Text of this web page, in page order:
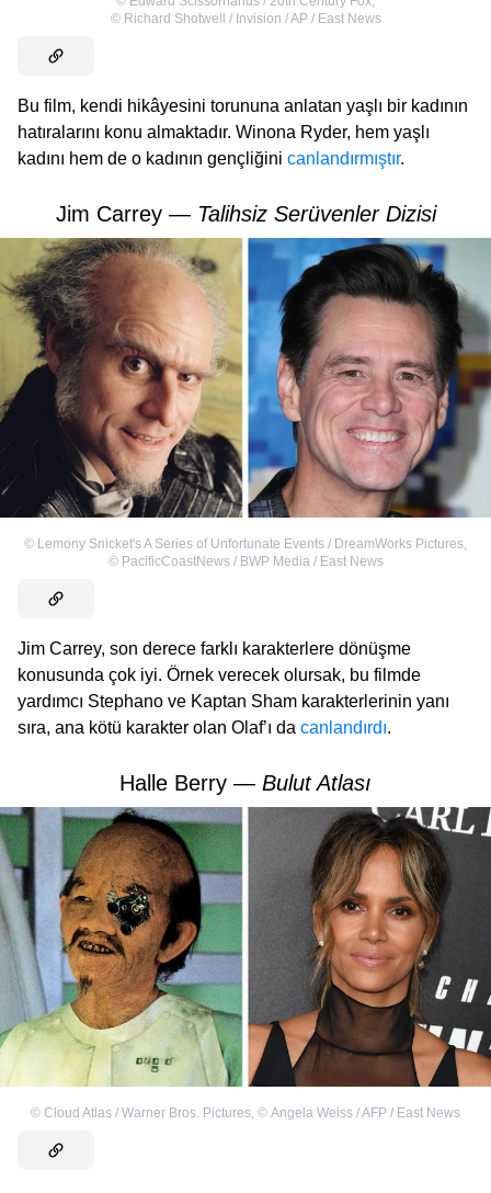
© Richard Shotwell / Invision / AP / East News
Bu film, kendi hikâyesini torununa anlatan yaşlı bir kadının
hatıralarını konu almaktadır. Winona Ryder, hem yaşlı
kadını hem de o kadının gençliğini canlandırmıştır.
Jim Carrey — Talihsiz Serüvenler Dizisi
© Lemony Snicket's A Series of Unfortunate Events / DreamWorks Pictures,
© PacificCoastNews / BWP Media / East News
Jim Carrey, son derece farklı karakterlere dönüşme
konusunda çok iyi. Örnek verecek olursak, bu filmde
yardımcı Stephano ve Kaptan Sham karakterlerinin yanı
sıra, ana kötü karakter olan Olaf’ı da canlandırdı.
Halle Berry — Bulut Atlası
© Cloud Atlas / Warner Bros. Pictures © Angela Weiss / AFP / East News